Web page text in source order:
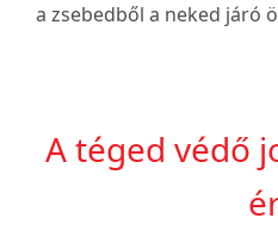
a zsebedből a neked járó
A téged védő